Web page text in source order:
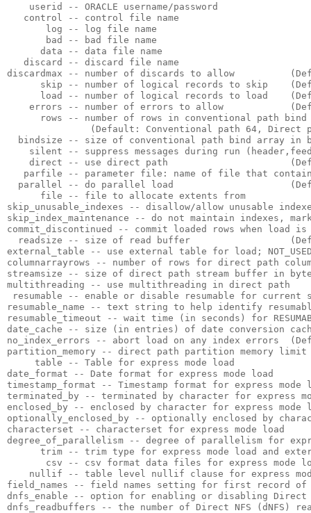
    userid -- ORACLE username/password
   control -- control file name
       log -- log file name
       bad -- bad file name
      data -- data file name
   discard -- discard file name
discardmax -- number of discards to allow
skip -- number of logical records to skip
load -- number of logical records to load
errors -- number of errors to allow
rows -- number of rows in conventional path
(Default: Conventional path 64, Direct
bindsize -- size of conventional path bind array in
silent -- suppress messages during run
direct -- use direct path
parfile -- parameter file: name of file that
parallel -- do parallel load
      file -- file to allocate extents from
skip_unusable_indexes -- disallow/allow unusable
skip_index_maintenance -- do not maintain indexes,
commit_discontinued -- commit loaded rows when load
readsize -- size of read buffer
external_table -- use external table for load; NOT_USED,
columnarrayrows -- number of rows for direct path
streamsize -- size of direct path stream buffer in
multithreading -- use multithreading in direct path
resumable -- enable or disable resumable for current
resumable_name -- text string to help identify
resumable_timeout -- wait time (in seconds) for
date_cache -- size (in entries) of date conversion
no_index_errors -- abort load on any index errors
partition_memory -- direct path partition memory
     table -- Table for express mode load
date_format -- Date format for express mode load
timestamp_format -- Timestamp format for express mode
terminated_by -- terminated by character for express
enclosed_by -- enclosed by character for express mode
optionally_enclosed_by -- optionally enclosed by
characterset -- characterset for express mode load
degree_of_parallelism -- degree of parallelism for
trim -- trim type for express mode load and
csv -- csv format data files for express mode
nullif -- table level nullif clause for express
field_names -- field names setting for first record of
dnfs_enable -- option for enabling or disabling Direct
dnfs_readbuffers -- the number of Direct NFS (dNFS)